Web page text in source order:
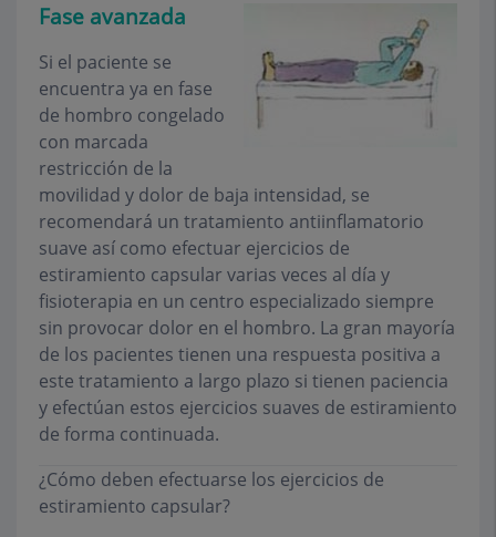
Fase avanzada
Si el paciente se
encuentra ya en fase
de hombro congelado
con marcada
restricción de la
movilidad y dolor de baja intensidad, se
recomendará un tratamiento antiinflamatorio
suave así como efectuar ejercicios de
estiramiento capsular varias veces al día y
fisioterapia en un centro especializado siempre
sin provocar dolor en el hombro. La gran mayoría
de los pacientes tienen una respuesta positiva a
este tratamiento a largo plazo si tienen paciencia
y efectúan estos ejercicios suaves de estiramiento
de forma continuada.
¿Cómo deben efectuarse los ejercicios de
estiramiento capsular?